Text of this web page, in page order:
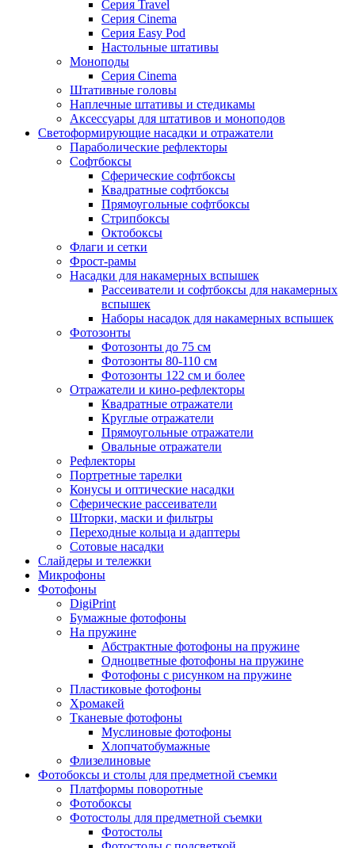
Серия Travel
Серия Cinema
Серия Easy Pod
Настольные штативы
Моноподы
Серия Cinema
Штативные головы
Наплечные штативы и стедикамы
Аксессуары для штативов и моноподов
Светоформирующие насадки и отражатели
Параболические рефлекторы
Софтбоксы
Сферические софтбоксы
Квадратные софтбоксы
Прямоугольные софтбоксы
Стрипбоксы
Октобоксы
Флаги и сетки
Фрост-рамы
Насадки для накамерных вспышек
Рассеиватели и софтбоксы для накамерных
вспышек
Наборы насадок для накамерных вспышек
Фотозонты
Фотозонты до 75 см
Фотозонты 80-110 см
Фотозонты 122 см и более
Отражатели и кино-рефлекторы
Квадратные отражатели
Круглые отражатели
Прямоугольные отражатели
Овальные отражатели
Рефлекторы
Портретные тарелки
Конусы и оптические насадки
Сферические рассеиватели
Шторки, маски и фильтры
Переходные кольца и адаптеры
Сотовые насадки
Слайдеры и тележки
Микрофоны
Фотофоны
DigiPrint
Бумажные фотофоны
На пружине
Абстрактные фотофоны на пружине
Одноцветные фотофоны на пружине
Фотофоны с рисунком на пружине
Пластиковые фотофоны
Хромакей
Тканевые фотофоны
Муслиновые фотофоны
Хлопчатобумажные
Флизелиновые
Фотобоксы и столы для предметной съемки
Платформы поворотные
Фотобоксы
Фотостолы для предметной съемки
Фотостолы